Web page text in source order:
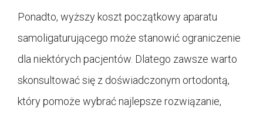
Ponadto, wyższy koszt początkowy aparatu
samoligaturującego może stanowić ograniczenie
dla niektórych pacjentów. Dlatego zawsze warto
skonsultować się z doświadczonym ortodontą,
który pomoże wybrać najlepsze rozwiązanie,